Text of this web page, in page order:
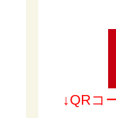
↓QRコ